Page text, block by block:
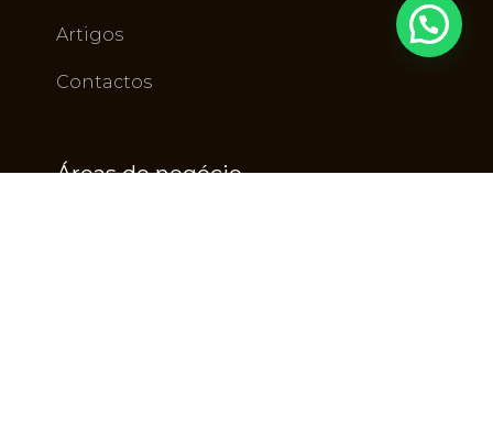
Artigos
Contactos
Áreas de negócio